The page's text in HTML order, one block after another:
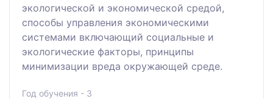
экологической и экономической средой,
способы управления экономическими
системами включающий социальные и
экологические факторы, принципы
минимизации вреда окружающей среде.
Год обучения - 3